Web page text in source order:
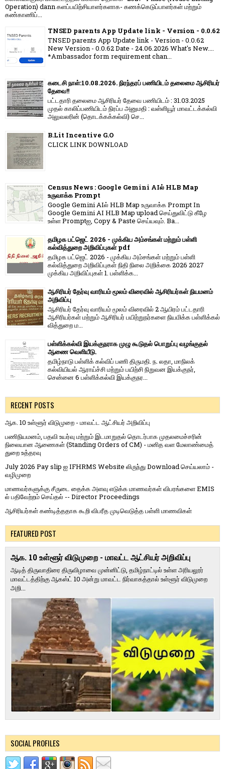
Operation) dann களப்பயிற்சியாளர்களாக- கணக்கெடுப்பாளர்கள் மற்றும்
கண்காணிப்...
TNSED parents App Update link - Version - 0.0.62
TNSED parents App Update link - Version - 0.0.62
New Version - 0.0.62 Date - 24.06.2026 What's New....
*Ambassador form requirement chan...
கடைசி நாள்:10.08.2026. நிரந்தரப் பணியிடம் தலைமை ஆசிரியர்
தேவை!!
பட்டதாரி தலைமை ஆசிரியர் தேவை பணியிடம் : 31.03.2025
முதல் காலிப்பணியிடம் நிரப்ப அனுமதி : வள்ளியூர் மாவட்டக்கல்வி
அலுவலரின் (தொடக்கக்கல்வி) செ...
B.Lit Incentive G.O
CLICK LINK DOWNLOAD
Census News : Google Gemini AIல் HLB Map
உருவாக்க Prompt
Google Gemini AIல் HLB Map உருவாக்க Prompt In
Google Gemini AI HLB Map upload செய்துவிட்டு கீழே
உள்ள Promptஐ, Copy & Paste செய்யவும். Ba...
தமிழக பட்ஜெட் 2026 - முக்கிய அம்சங்கள் மற்றும் பள்ளி
கல்வித்துறை அறிவிப்புகள் pdf
தமிழக பட்ஜெட் 2026 - முக்கிய அம்சங்கள் மற்றும் பள்ளி
கல்வித்துறை அறிவிப்புகள் நிதி நிலை அறிக்கை 2026 2027
முக்கிய அறிவிப்புகள் 1. பள்ளிக்க...
ஆசிரியர் தேர்வு வாரியம் மூலம் விரைவில் ஆசிரியர்கள் நியமனம்
அறிவிப்பு
ஆசிரியர் தேர்வு வாரி​யம் மூலம் விரை​வில் 2 ஆயிரம் பட்​ட​தாரி
ஆசிரியர்​கள் மற்​றும் ஆசிரியர் பயிற்றுநர்​களை நியமிக்க பள்​ளிக்​கல்​
வித்​துறை ம...
பள்ளிக்கல்வி இயக்குநராக முழு கூடுதல் பொறுப்பு வழங்குதல்
ஆணை வெளியீடு.
தமிழ்நாடு பள்ளிக் கல்விப் பணி திருமதி. ந. லதா, மாநிலக்
கல்வியியல் ஆராய்ச்சி மற்றும் பயிற்சி நிறுவன இயக்குநர்,
சென்னை 6 பள்ளிக்கல்வி இயக்குநர...
RECENT POSTS
ஆக. 10 உள்ளூர் விடுமுறை - மாவட்ட ஆட்சியர் அறிவிப்பு
பணிநியமனம், பதவி உயர்வு மற்றும் இடமாறுதல் தொடர்பாக முதலமைச்சரின்
நிலையான ஆணைகள் (Standing Orders of CM) - மனித வள மேலாண்மைத்
துறை உத்தரவு
July 2026 Pay slip ஐ IFHRMS Website லிருந்து Download செய்யலாம் -
வழிமுறை
மாணவர்களுக்கு சீருடை தைக்க அளவு எடுக்க மாணவர்கள் விபரங்களை EMIS
ல் பதிவேற்றம் செய்தல் -- Director Proceedings
ஆசிரியர்கள் கண்டித்ததாக கூறி விபரீத முடிவெடுத்த பள்ளி மாணவிகள்
FEATURED POST
ஆக. 10 உள்ளூர் விடுமுறை - மாவட்ட ஆட்சியர் அறிவிப்பு
ஆடித் திருவாதிரை திருவிழாவை முன்னிட்டு, தமிழ்நாட்டில் உள்ள அரியலூர்
மாவட்டத்திற்கு ஆகஸ்ட் 10 அன்று மாவட்ட நிர்வாகத்தால் உள்ளூர் விடுமுறை
அறி...
SOCIAL PROFILES